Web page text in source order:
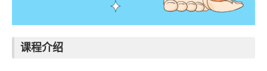
课程介绍